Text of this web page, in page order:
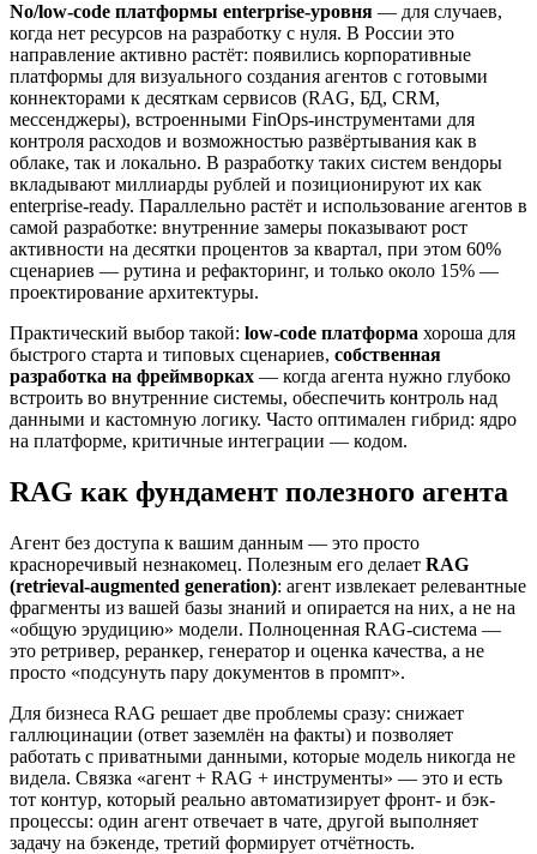
No/low-code платформы enterprise-уровня — для случаев,
когда нет ресурсов на разработку с нуля. В России это
направление активно растёт: появились корпоративные
платформы для визуального создания агентов с готовыми
коннекторами к десяткам сервисов (RAG, БД, CRM,
мессенджеры), встроенными FinOps-инструментами для
контроля расходов и возможностью развёртывания как в
облаке, так и локально. В разработку таких систем вендоры
вкладывают миллиарды рублей и позиционируют их как
enterprise-ready. Параллельно растёт и использование агентов в
самой разработке: внутренние замеры показывают рост
активности на десятки процентов за квартал, при этом 60%
сценариев — рутина и рефакторинг, и только около 15% —
проектирование архитектуры.
Практический выбор такой: low-code платформа хороша для
быстрого старта и типовых сценариев, собственная
разработка на фреймворках — когда агента нужно глубоко
встроить во внутренние системы, обеспечить контроль над
данными и кастомную логику. Часто оптимален гибрид: ядро
на платформе, критичные интеграции — кодом.
RAG как фундамент полезного агента
Агент без доступа к вашим данным — это просто
красноречивый незнакомец. Полезным его делает RAG
(retrieval-augmented generation): агент извлекает релевантные
фрагменты из вашей базы знаний и опирается на них, а не на
«общую эрудицию» модели. Полноценная RAG-система —
это ретривер, реранкер, генератор и оценка качества, а не
просто «подсунуть пару документов в промпт».
Для бизнеса RAG решает две проблемы сразу: снижает
галлюцинации (ответ заземлён на факты) и позволяет
работать с приватными данными, которые модель никогда не
видела. Связка «агент + RAG + инструменты» — это и есть
тот контур, который реально автоматизирует фронт- и бэк-
процессы: один агент отвечает в чате, другой выполняет
задачу на бэкенде, третий формирует отчётность.